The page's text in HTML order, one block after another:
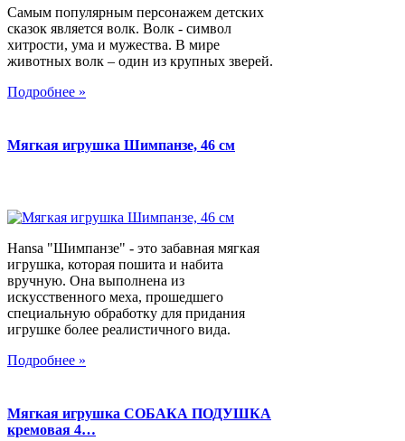
Самым популярным персонажем детских
сказок является волк. Волк - символ
хитрости, ума и мужества. В мире
животных волк – один из крупных зверей.
Подробнее »
Мягкая игрушка Шимпанзе, 46 см
Hansa "Шимпанзе" - это забавная мягкая
игрушка, которая пошита и набита
вручную. Она выполнена из
искусственного меха, прошедшего
специальную обработку для придания
игрушке более реалистичного вида.
Подробнее »
Мягкая игрушка СОБАКА ПОДУШКА
кремовая 4…